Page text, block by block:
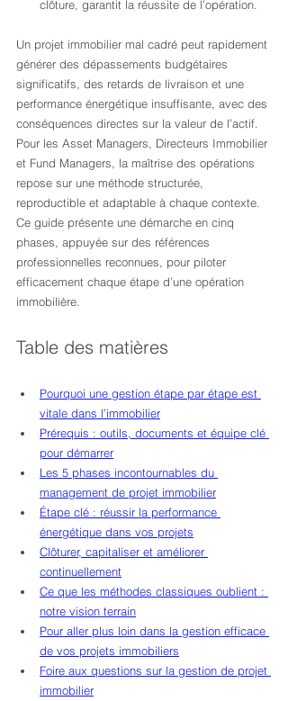
clôture, garantit la réussite de l’opération.
Un projet immobilier mal cadré peut rapidement
générer des dépassements budgétaires
significatifs, des retards de livraison et une
performance énergétique insuffisante, avec des
conséquences directes sur la valeur de l’actif.
Pour les Asset Managers, Directeurs Immobilier
et Fund Managers, la maîtrise des opérations
repose sur une méthode structurée,
reproductible et adaptable à chaque contexte.
Ce guide présente une démarche en cinq
phases, appuyée sur des références
professionnelles reconnues, pour piloter
efficacement chaque étape d’une opération
immobilière.
Table des matières
Pourquoi une gestion étape par étape est
vitale dans l’immobilier
Prérequis : outils, documents et équipe clé
pour démarrer
Les 5 phases incontournables du
management de projet immobilier
Étape clé : réussir la performance
énergétique dans vos projets
Clôturer, capitaliser et améliorer
continuellement
Ce que les méthodes classiques oublient :
notre vision terrain
Pour aller plus loin dans la gestion efficace
de vos projets immobiliers
Foire aux questions sur la gestion de projet
immobilier